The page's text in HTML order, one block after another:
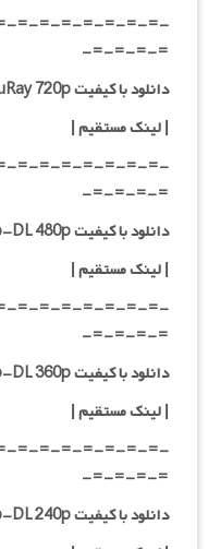
=-=-=-=-=-=-=-
=-=-=-=-
دانلود با کیفیت BluRay 720p ریلیز F2M
| لینک مستقیم|
=-=-=-=-=-=-=-
=-=-=-=-
دانلود با کیفیت Web-DL 480p ریلیز F2M
| لینک مستقیم|
=-=-=-=-=-=-=-
=-=-=-=-
دانلود با کیفیت Web-DL 360p ریلیز F2M
| لینک مستقیم|
=-=-=-=-=-=-=-
=-=-=-=-
دانلود با کیفیت Web-DL 240p ریلیز F2M